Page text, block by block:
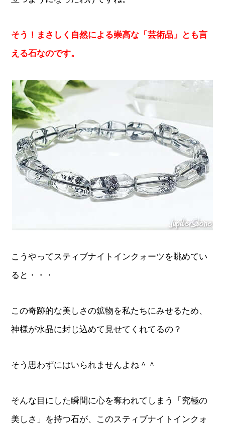
そう！まさしく自然による崇高な「芸術品」とも言
える石なのです。
こうやってスティブナイトインクォーツを眺めてい
ると・・・
この奇跡的な美しさの鉱物を私たちにみせるため、
神様が水晶に封じ込めて見せてくれてるの？
そう思わずにはいられませんよね＾＾
そんな目にした瞬間に心を奪われてしまう「究極の
美しさ」を持つ石が、このスティブナイトインクォ